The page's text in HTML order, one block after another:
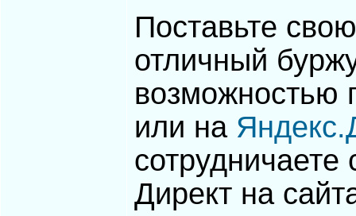
Поставьте
отличный
возможностью
или на
Директ на